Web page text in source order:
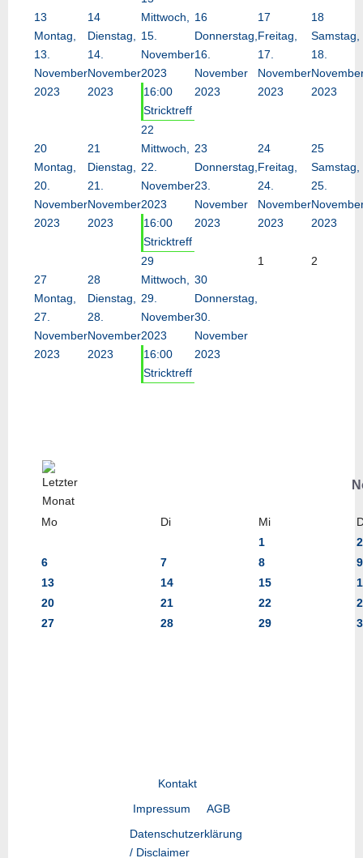
13
Montag,
13.
November
2023
14
Dienstag,
14.
November
2023
Mittwoch,
15.
November
2023
16:00
Stricktreff
16
Donnerstag,
16.
November
2023
17
Freitag,
17.
November
2023
18
Samstag,
18.
2023
20
Montag,
20.
November
2023
21
Dienstag,
21.
November
2023
22
Mittwoch,
22.
November
2023
16:00
Stricktreff
23
Donnerstag,
23.
November
2023
24
Freitag,
24.
November
2023
25
Samstag,
25.
2023
27
Montag,
27.
November
2023
28
Dienstag,
28.
November
2023
29
Mittwoch,
29.
November
2023
16:00
Stricktreff
30
Donnerstag,
30.
November
2023
1 2
Mo Di Mi
1
2
6
7 8
9
13
14 15
20
21 22
27
28 29
Kontakt
Impressum
AGB
Datenschutzerklärung
/ Disclaimer